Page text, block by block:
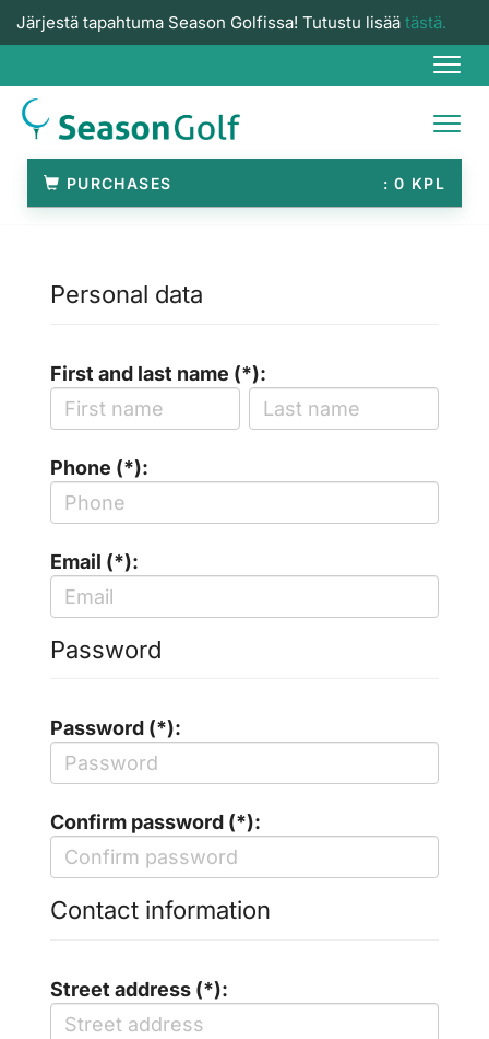
Järjestä tapahtuma Season Golfissa! Tutustu lisää tästä.
0
PURCHASES
Personal data
First and last name (*):
Phone (*):
Email (*):
Password
Password (*):
Confirm password (*):
Contact information
Street address (*):